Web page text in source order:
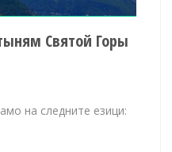
Святой Горы
на следните езици: